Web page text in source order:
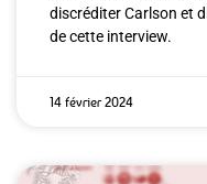
discréditer Carlson et
de cette interview.
14 février 2024